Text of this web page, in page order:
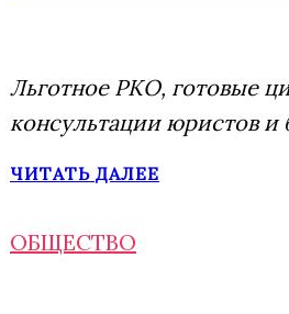
Льготное РКО, готовые
консультации юристов и
ЧИТАТЬ ДАЛЕЕ
ОБЩЕСТВО